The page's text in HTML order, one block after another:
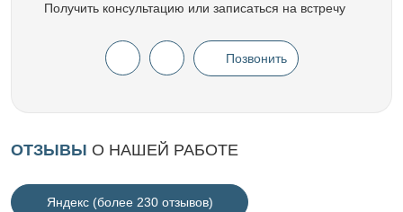
Получить консультацию или записаться на встречу
Позвонить
ОТЗЫВЫ О НАШЕЙ РАБОТЕ
Яндекс (более 230 отзывов)